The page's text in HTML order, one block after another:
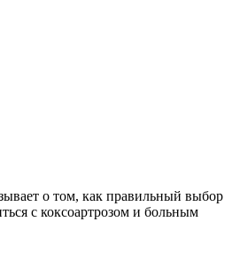
о том, как правильный выбор
с коксоартрозом и больным